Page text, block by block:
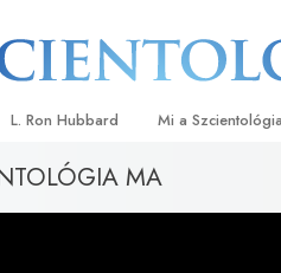
L. Ron Hubbard Mi a
Hittételek és
MA